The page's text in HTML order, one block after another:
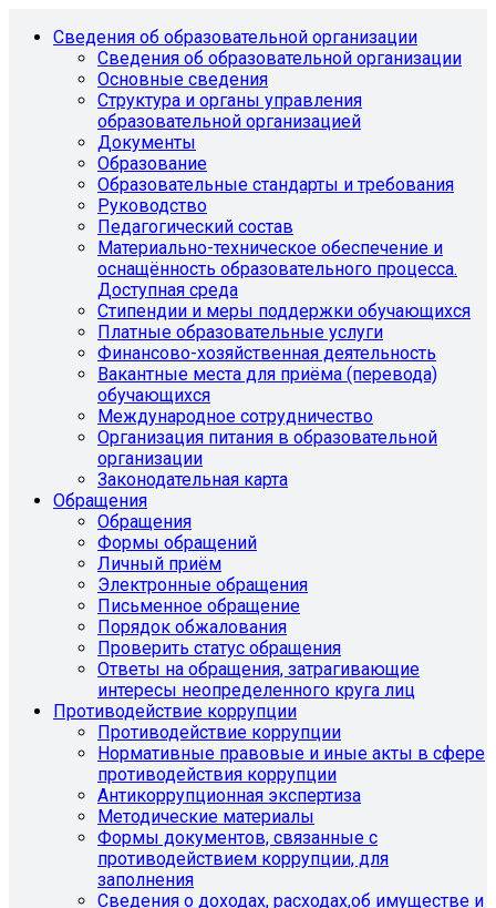
Сведения об образовательной организации
Сведения об образовательной организации
Основные сведения
Структура и органы управления
образовательной организацией
Документы
Образование
Образовательные стандарты и требования
Руководство
Педагогический состав
Материально-техническое обеспечение и
оснащённость образовательного процесса.
Доступная среда
Стипендии и меры поддержки обучающихся
Платные образовательные услуги
Финансово-хозяйственная деятельность
Вакантные места для приёма (перевода)
обучающихся
Международное сотрудничество
Организация питания в образовательной
организации
Законодательная карта
Обращения
Обращения
Формы обращений
Личный приём
Электронные обращения
Письменное обращение
Порядок обжалования
Проверить статус обращения
Ответы на обращения, затрагивающие
интересы неопределенного круга лиц
Противодействие коррупции
Противодействие коррупции
Нормативные правовые и иные акты в сфере
противодействия коррупции
Антикоррупционная экспертиза
Методические материалы
Формы документов, связанные с
противодействием коррупции, для
заполнения
Сведения о доходах, расходах,об имуществе и